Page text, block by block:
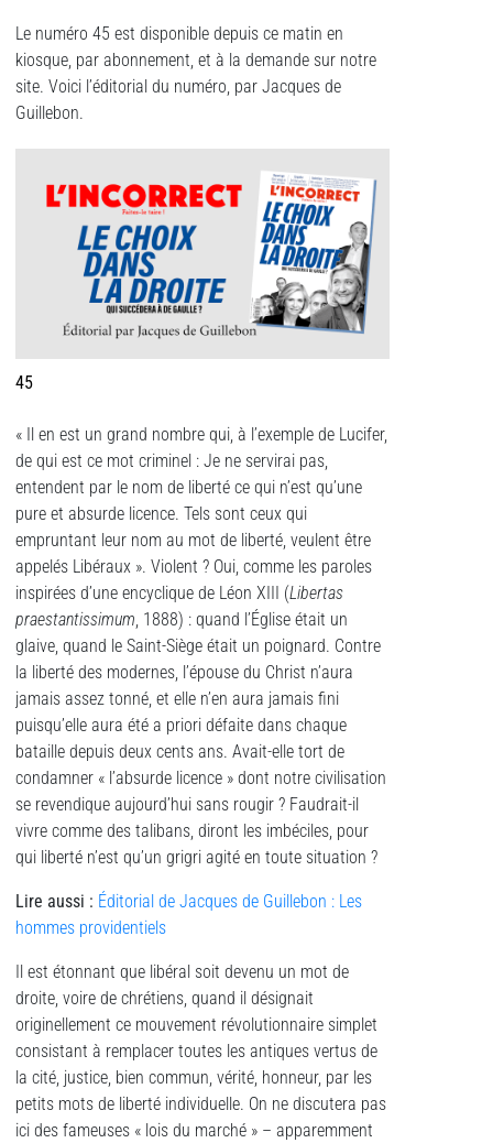
Le numéro 45 est disponible depuis ce matin en
kiosque, par abonnement, et à la demande sur notre
site. Voici l’éditorial du numéro, par Jacques de
Guillebon.
45
« Il en est un grand nombre qui, à l’exemple de Lucifer,
de qui est ce mot criminel : Je ne servirai pas,
entendent par le nom de liberté ce qui n’est qu’une
pure et absurde licence. Tels sont ceux qui
empruntant leur nom au mot de liberté, veulent être
appelés Libéraux ». Violent ? Oui, comme les paroles
inspirées d’une encyclique de Léon XIII (Libertas
praestantissimum, 1888) : quand l’Église était un
glaive, quand le Saint-Siège était un poignard. Contre
la liberté des modernes, l’épouse du Christ n’aura
jamais assez tonné, et elle n’en aura jamais fini
puisqu’elle aura été a priori défaite dans chaque
bataille depuis deux cents ans. Avait-elle tort de
condamner « l’absurde licence » dont notre civilisation
se revendique aujourd’hui sans rougir ? Faudrait-il
vivre comme des talibans, diront les imbéciles, pour
qui liberté n’est qu’un grigri agité en toute situation ?
Lire aussi : Éditorial de Jacques de Guillebon : Les
hommes providentiels
Il est étonnant que libéral soit devenu un mot de
droite, voire de chrétiens, quand il désignait
originellement ce mouvement révolutionnaire simplet
consistant à remplacer toutes les antiques vertus de
la cité, justice, bien commun, vérité, honneur, par les
petits mots de liberté individuelle. On ne discutera pas
ici des fameuses « lois du marché » – apparemment